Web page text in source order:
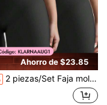
Ahorro de $23.85
2 piezas/Set Faja moldeadora de Body completo sin costuras para mujer, Cinchador de cintura & Elevador de glúteos, Faja moldeadora posparto